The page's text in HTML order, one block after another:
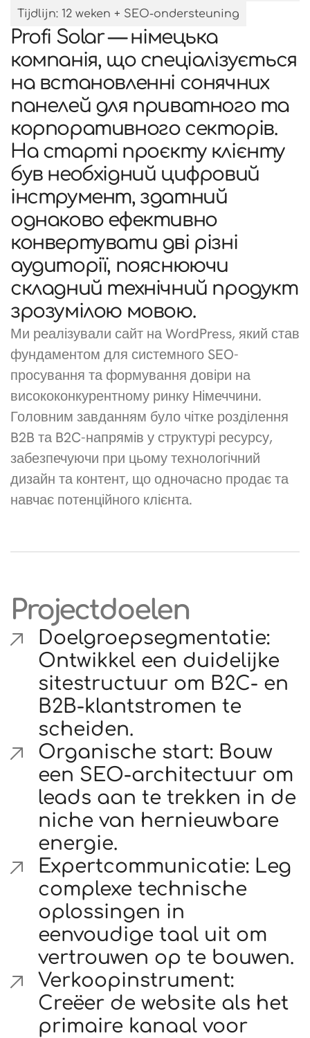
Tijdlijn: 12 weken + SEO-ondersteuning
Profi Solar — німецька
компанія, що спеціалізується
на встановленні сонячних
панелей для приватного та
корпоративного секторів.
На старті проєкту клієнту
був необхідний цифровий
інструмент, здатний
однаково ефективно
конвертувати дві різні
аудиторії, пояснюючи
складний технічний продукт
зрозумілою мовою.
Ми реалізували сайт на WordPress, який став
фундаментом для системного SEO-
просування та формування довіри на
висококонкурентному ринку Німеччини.
Головним завданням було чітке розділення
B2B та B2C-напрямів у структурі ресурсу,
забезпечуючи при цьому технологічний
дизайн та контент, що одночасно продає та
навчає потенційного клієнта.
Projectdoelen
Doelgroepsegmentatie:
Ontwikkel een duidelijke
sitestructuur om B2C- en
B2B-klantstromen te
scheiden.
Organische start: Bouw
een SEO-architectuur om
leads aan te trekken in de
niche van hernieuwbare
energie.
Expertcommunicatie: Leg
complexe technische
oplossingen in
eenvoudige taal uit om
vertrouwen op te bouwen.
Verkoopinstrument:
Creëer de website als het
primaire kanaal voor